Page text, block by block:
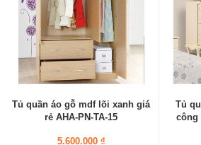
Tủ quần áo gỗ mdf lõi xanh giá
rẻ AHA-PN-TA-15
5.600.000 ₫
Tủ
công